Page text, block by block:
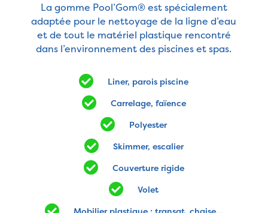
La gomme Pool’Gom® est spécialement
adaptée pour le nettoyage de la ligne d’eau
et de tout le matériel plastique rencontré
dans l’environnement des piscines et spas.
Liner, parois piscine
Carrelage, faïence
Polyester
Skimmer, escalier
Couverture rigide
Volet
Mobilier plastique : transat, chaise…